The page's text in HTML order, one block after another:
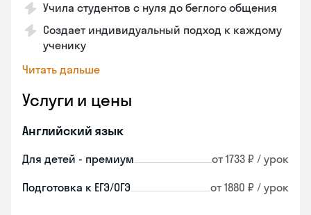
Учила студентов с нуля до беглого общения
Создает индивидуальный подход к каждому
ученику
Читать дальше
Услуги и цены
Английский язык
Для детей - премиум от 1733 ₽ / урок
Подготовка к ЕГЭ/ОГЭ от 1880 ₽ / урок